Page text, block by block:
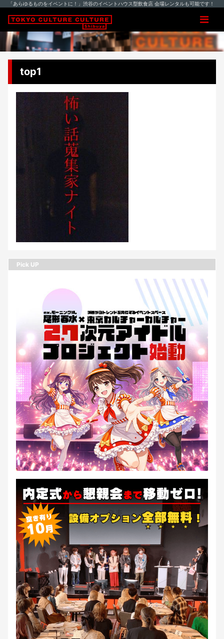
「あらゆるものをイベントに！」渋谷のイベントハウス型飲食店 会場レンタルも可能です！
top1
Pick UP